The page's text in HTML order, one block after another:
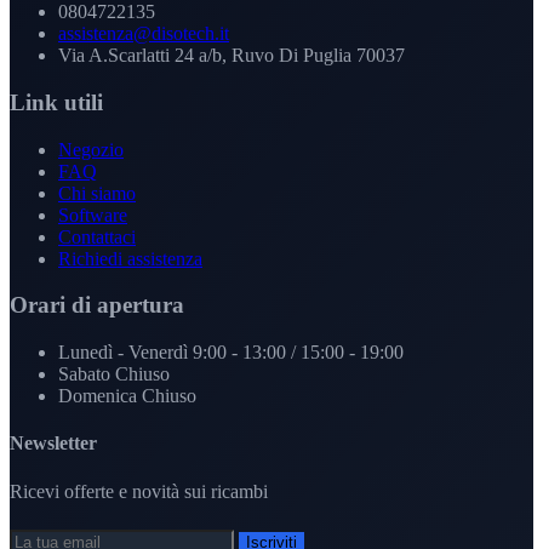
0804722135
assistenza@disotech.it
Via A.Scarlatti 24 a/b, Ruvo Di Puglia 70037
Link utili
Negozio
FAQ
Chi siamo
Software
Contattaci
Richiedi assistenza
Orari di apertura
Lunedì - Venerdì 9:00 - 13:00 / 15:00 - 19:00
Sabato Chiuso
Domenica Chiuso
Newsletter
Ricevi offerte e novità sui ricambi
Iscriviti